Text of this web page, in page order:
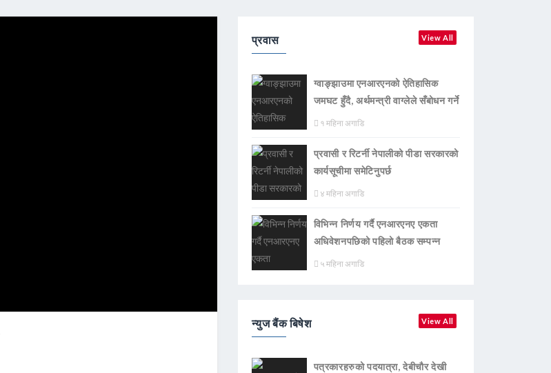
प्रवास View All
ग्वाङ्झाउमा एनआरएनको ऐतिहासिक
जमघट हुँदै, अर्थमन्त्री वाग्लेले सँबोधन गर्ने
१ महिना अगाडि
प्रवासी र रिटर्नी नेपालीको पीडा सरकारको
कार्यसूचीमा समेटिनुपर्छ
४ महिना अगाडि
विभिन्न निर्णय गर्दै एनआरएनए एकता
अधिवेशनपछिको पहिलो बैठक सम्पन्न
५ महिना अगाडि
न्युज बैंक बिषेश View All
पत्रकारहरुको पदयात्रा, देबीचौर देखी